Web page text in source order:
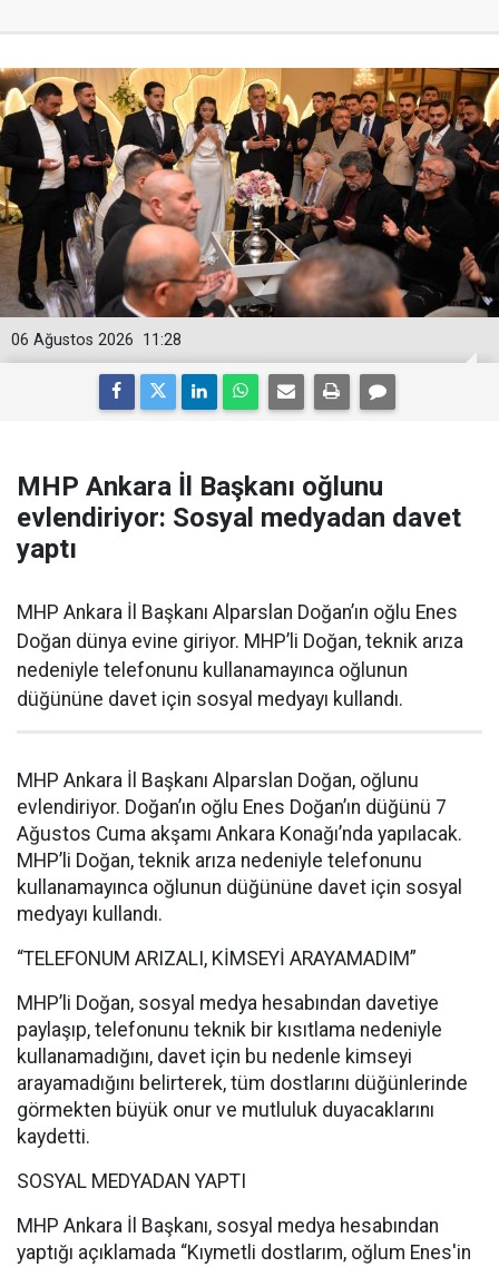
11:28
06 Ağustos 2026
MHP Ankara İl Başkanı oğlunu
evlendiriyor: Sosyal medyadan davet
yaptı
MHP Ankara İl Başkanı Alparslan Doğan’ın oğlu Enes
Doğan dünya evine giriyor. MHP’li Doğan, teknik arıza
nedeniyle telefonunu kullanamayınca oğlunun
düğününe davet için sosyal medyayı kullandı.
MHP Ankara İl Başkanı Alparslan Doğan, oğlunu
evlendiriyor. Doğan’ın oğlu Enes Doğan’ın düğünü 7
Ağustos Cuma akşamı Ankara Konağı’nda yapılacak.
MHP’li Doğan, teknik arıza nedeniyle telefonunu
kullanamayınca oğlunun düğününe davet için sosyal
medyayı kullandı.
“TELEFONUM ARIZALI, KİMSEYİ ARAYAMADIM”
MHP’li Doğan, sosyal medya hesabından davetiye
paylaşıp, telefonunu teknik bir kısıtlama nedeniyle
kullanamadığını, davet için bu nedenle kimseyi
arayamadığını belirterek, tüm dostlarını düğünlerinde
görmekten büyük onur ve mutluluk duyacaklarını
kaydetti.
SOSYAL MEDYADAN YAPTI
MHP Ankara İl Başkanı, sosyal medya hesabından
yaptığı açıklamada “Kıymetli dostlarım, oğlum Enes'in